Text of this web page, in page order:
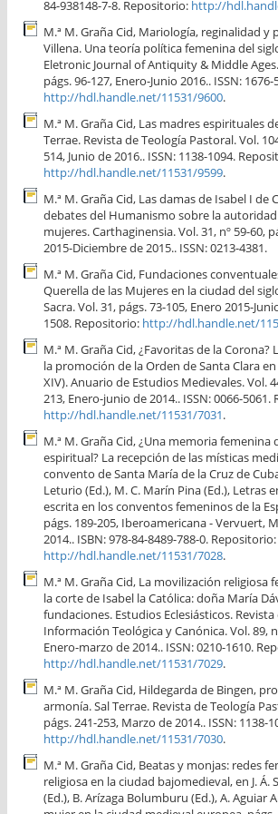
84-938148-7-8. Repositorio: http://
M.ª M. Graña Cid, Mariología, reginalidad y
Villena. Una teoría política femenina del
Eletronic Journal of Antiquity & Middle
págs. 96-127, Enero-Junio 2016.. ISSN:
http://hdl.handle.net/11531/9600.
M.ª M. Graña Cid, Las madres espirituales
Terrae. Revista de Teología Pastoral. Vol.
514, Junio de 2016.. ISSN: 1138-1094.
http://hdl.handle.net/11531/9599.
M.ª M. Graña Cid, Las damas de Isabel I de
debates del Humanismo sobre la
mujeres. Carthaginensia. Vol. 31, nº 59-60,
2015-Diciembre de 2015.. ISSN: 0213-4381.
M.ª M. Graña Cid, Fundaciones
Querella de las Mujeres en la ciudad del
Sacra. Vol. 31, págs. 73-105, Enero 2015-
1508. Repositorio: http://hdl.handle.net/
M.ª M. Graña Cid, ¿Favoritas de la Corona?
la promoción de la Orden de Santa Clara en
XIV). Anuario de Estudios Medievales. Vol.
213, Enero-junio de 2014.. ISSN: 0066-5061.
http://hdl.handle.net/11531/7031.
M.ª M. Graña Cid, ¿Una memoria femenina
espiritual? La recepción de las místicas
convento de Santa María de la Cruz de
Leturio (Ed.), M. C. Marín Pina (Ed.), Letras
escrita en los conventos femeninos de la
págs. 189-205, Iberoamericana - Vervuert,
2014.. ISBN: 978-84-8489-788-0. Repositorio:
http://hdl.handle.net/11531/7028.
M.ª M. Graña Cid, La movilización religiosa
la corte de Isabel la Católica: doña María
fundaciones. Estudios Eclesiásticos.
Información Teológica y Canónica. Vol. 89,
Enero-marzo de 2014.. ISSN: 0210-1610.
http://hdl.handle.net/11531/7029.
M.ª M. Graña Cid, Hildegarda de Bingen,
armonía. Sal Terrae. Revista de Teología
págs. 241-253, Marzo de 2014.. ISSN: 1138-
http://hdl.handle.net/11531/7030.
M.ª M. Graña Cid, Beatas y monjas: redes
religiosa en la ciudad bajomedieval, en J. Á.
(Ed.), B. Arízaga Bolumburu (Ed.), A. Aguiar